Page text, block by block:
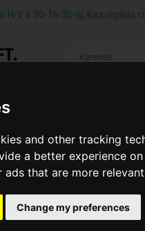
and other tracking
a better experience
ads that are more
Change my preferences
H-V 6:30-16:30-ig, kiszolgálás